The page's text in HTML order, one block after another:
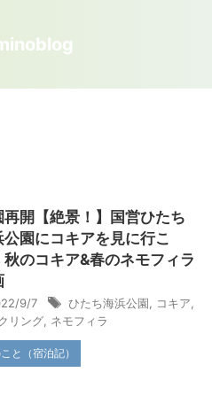
再開【絶景！】国営ひたち
公園にコキアを見に行こ
秋のコキア&春のネモフィラ
9/7 ひたち海浜公園 コキア
リング ネモフィラ
と（宿泊記）